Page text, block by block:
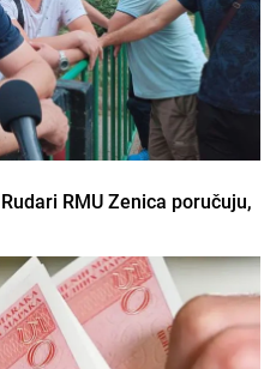
RMU Zenica poručuju,